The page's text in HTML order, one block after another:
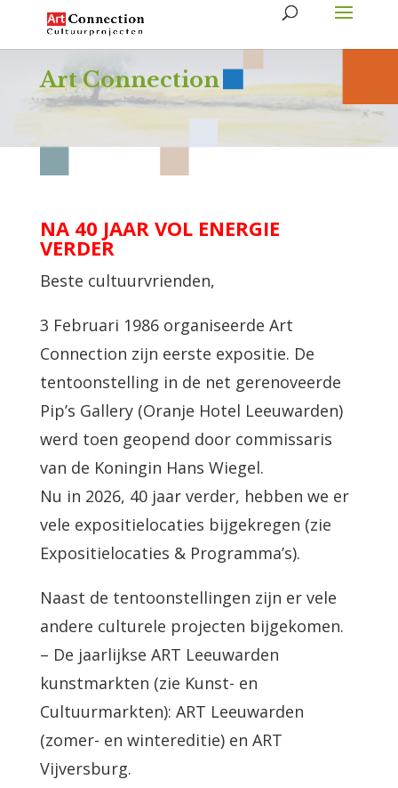
Art Connection
NA 40 JAAR VOL ENERGIE
VERDER
Beste cultuurvrienden,
3 Februari 1986 organiseerde Art
Connection zijn eerste expositie. De
tentoonstelling in de net gerenoveerde
Pip’s Gallery (Oranje Hotel Leeuwarden)
werd toen geopend door commissaris
van de Koningin Hans Wiegel.
Nu in 2026, 40 jaar verder, hebben we er
vele expositielocaties bijgekregen (zie
Expositielocaties & Programma’s).
Naast de tentoonstellingen zijn er vele
andere culturele projecten bijgekomen.
– De jaarlijkse ART Leeuwarden
kunstmarkten (zie Kunst- en
Cultuurmarkten): ART Leeuwarden
(zomer- en wintereditie) en ART
Vijversburg.